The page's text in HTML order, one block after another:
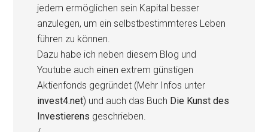
jedem ermöglichen sein Kapital besser
anzulegen, um ein selbstbestimmteres Leben
führen zu können.
Dazu habe ich neben diesem Blog und
Youtube auch einen extrem günstigen
Aktienfonds gegründet (Mehr Infos unter
invest4.net) und auch das Buch Die Kunst des
Investierens geschrieben.